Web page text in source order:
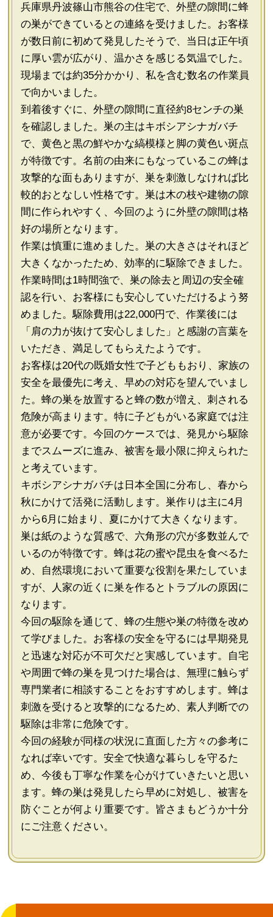
兵庫県丹波篠山市熊谷の住宅で、外壁の隙間に蜂
の巣ができているとの連絡を受けました。お客様
が数日前に初めて発見したそうで、当日は正午頃
に厚い雲が広がり、温かさを感じる気温でした。
現場までは約35分かかり、私を含む数名の作業員
で向かいました。
到着後すぐに、外壁の隙間に直径約8センチの巣
を確認しました。巣の主はキボシアシナガバチ
で、黄色と黒の鮮やかな縞模様と脚の黄色い斑点
が特徴です。名前の由来にもなっているこの蜂は
攻撃的な面もありますが、巣を刺激しなければ比
較的おとなしい性格です。巣は木の枝や建物の隙
間に作られやすく、今回のように外壁の隙間は格
好の場所となります。
作業は慎重に進めました。巣の大きさはそれほど
大きくなかったため、効率的に駆除できました。
作業時間は1時間強で、巣の除去と周辺の安全確
認を行い、お客様にも安心していただけるよう努
めました。駆除費用は22,000円で、作業後には
「肩の力が抜けて安心しました」と感謝の言葉を
いただき、満足してもらえたようです。
お客様は20代の既婚女性で子どももおり、家族の
安全を最優先に考え、早めの対応を望んでいまし
た。蜂の巣を放置すると蜂の数が増え、刺される
危険が高まります。特に子どもがいる家庭では注
意が必要です。今回のケースでは、発見から駆除
までスムーズに進み、被害を最小限に抑えられた
と考えています。
キボシアシナガバチは日本全国に分布し、春から
秋にかけて活発に活動します。巣作りは主に4月
から6月に始まり、夏にかけて大きくなります。
巣は紙のような質感で、六角形の穴が多数並んで
いるのが特徴です。蜂は花の蜜や昆虫を食べるた
め、自然環境において重要な役割を果たしていま
すが、人家の近くに巣を作るとトラブルの原因に
なります。
今回の駆除を通じて、蜂の生態や巣の特徴を改め
て学びました。お客様の安全を守るには早期発見
と迅速な対応が不可欠だと実感しています。自宅
や周囲で蜂の巣を見つけた場合は、無理に触らず
専門業者に相談することをおすすめします。蜂は
刺激を受けると攻撃的になるため、素人判断での
駆除は非常に危険です。
今回の経験が同様の状況に直面した方々の参考に
なれば幸いです。安全で快適な暮らしを守るた
め、今後も丁寧な作業を心がけていきたいと思い
ます。蜂の巣は発見したら早めに対処し、被害を
防ぐことが何より重要です。皆さまもどうか十分
にご注意ください。